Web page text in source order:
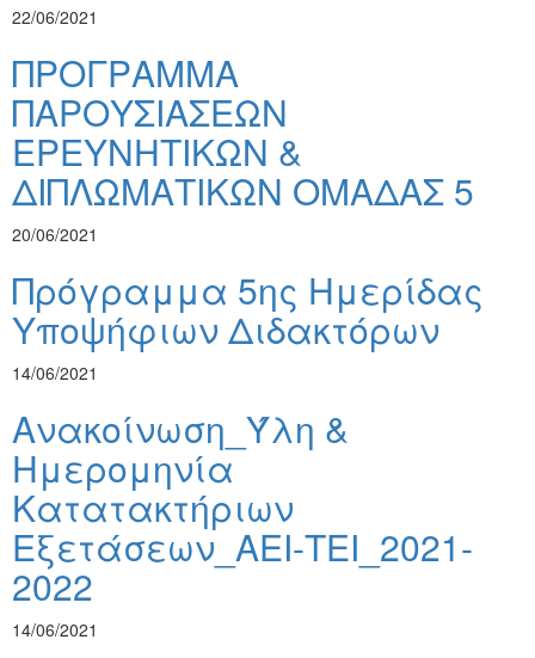
22/06/2021
ΠΡΟΓΡΑΜΜΑ
ΠΑΡΟΥΣΙΑΣΕΩΝ
ΕΡΕΥΝΗΤΙΚΩΝ &
ΔΙΠΛΩΜΑΤΙΚΩΝ ΟΜΑΔΑΣ 5
20/06/2021
Πρόγραμμα 5ης Ημερίδας
Υποψήφιων Διδακτόρων
14/06/2021
Ανακοίνωση_Ύλη &
Ημερομηνία
Κατατακτήριων
Εξετάσεων_ΑΕΙ-ΤΕΙ_2021-
2022
14/06/2021